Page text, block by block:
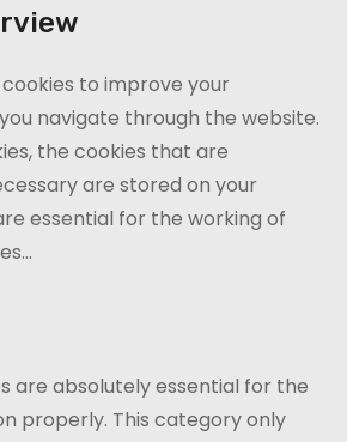
to improve your
navigate through the website.
the cookies that are
are stored on your
essential for the working of
...
are absolutely essential for the
properly. This category only